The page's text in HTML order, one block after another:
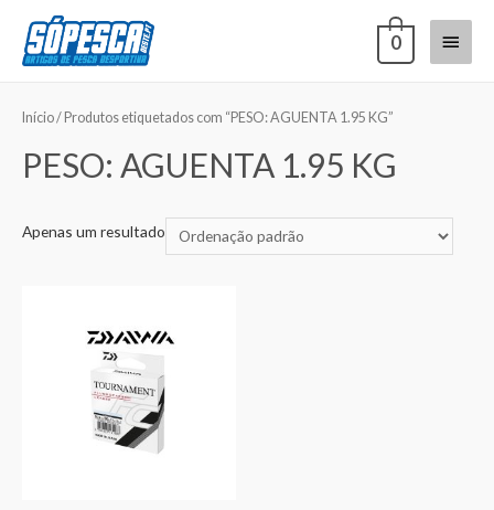
0
Início/ Produtos etiquetados com “PESO: AGUENTA 1.95 KG”
PESO: AGUENTA 1.95 KG
Apenas um resultado